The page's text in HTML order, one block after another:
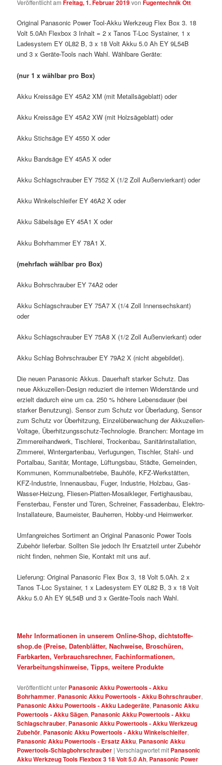
Veröffentlicht amFreitag, 1. Februar 2019vonFugentechnik Ott
Original Panasonic Power Tool-Akku Werkzeug Flex Box 3. 18
Volt 5.0Ah Flexbox 3 Inhalt = 2 x Tanos T-Loc Systainer, 1 x
Ladesystem EY 0L82 B, 3 x 18 Volt Akku 5.0 Ah EY 9L54B
und 3 x Geräte-Tools nach Wahl. Wählbare Geräte:
(nur 1 x wählbar pro Box)
Akku Kreissäge EY 45A2 XM (mit Metallsägeblatt) oder
Akku Kreissäge EY 45A2 XW (mit Holzsägeblatt) oder
Akku Stichsäge EY 4550 X oder
Akku Bandsäge EY 45A5 X oder
Akku Schlagschrauber EY 7552 X (1/2 Zoll Außenvierkant) oder
Akku Winkelschleifer EY 46A2 X oder
Akku Säbelsäge EY 45A1 X oder
Akku Bohrhammer EY 78A1 X.
(mehrfach wählbar pro Box)
Akku Bohrschrauber EY 74A2 oder
Akku Schlagschrauber EY 75A7 X (1/4 Zoll Innensechskant)
oder
Akku Schlagschrauber EY 75A8 X (1/2 Zoll Außenvierkant) oder
Akku Schlag Bohrschrauber EY 79A2 X (nicht abgebildet).
Die neuen Panasonic Akkus. Dauerhaft starker Schutz. Das
neue Akkuzellen-Design reduziert die internen Widerstände und
erzielt dadurch eine um ca. 250 % höhere Lebensdauer (bei
starker Benutzung). Sensor zum Schutz vor Überladung, Sensor
zum Schutz vor Überhitzung, Einzelüberwachung der Akkuzellen-
Voltage, Überhitzungsschutz-Technologie. Branchen: Montage im
Zimmereihandwerk, Tischlerei, Trockenbau, Sanitärinstallation,
Zimmerei, Wintergartenbau, Verfugungen, Tischler, Stahl- und
Portalbau, Sanitär, Montage, Lüftungsbau, Städte, Gemeinden,
Kommunen, Kommunalbetriebe, Bauhöfe, KFZ-Werkstätten,
KFZ-Industrie, Innenausbau, Fuger, Industrie, Holzbau, Gas-
Wasser-Heizung, Fliesen-Platten-Mosaikleger, Fertighausbau,
Fensterbau, Fenster und Türen, Schreiner, Fassadenbau, Elektro-
Installateure, Baumeister, Bauherren, Hobby-und Heimwerker.
Umfangreiches Sortiment an Original Panasonic Power Tools
Zubehör lieferbar. Sollten Sie jedoch Ihr Ersatzteil unter Zubehör
nicht finden, nehmen Sie, Kontakt mit uns auf.
Lieferung: Original Panasonic Flex Box 3, 18 Volt 5.0Ah. 2 x
Tanos T-Loc Systainer, 1 x Ladesystem EY 0L82 B, 3 x 18 Volt
Akku 5.0 Ah EY 9L54B und 3 x Geräte-Tools nach Wahl.
Mehr Informationen in unserem Online-Shop, dichtstoffe-
shop.de (Preise, Datenblätter, Nachweise, Broschüren,
Farbkarten, Verbrauchsrechner, Fachinformationen,
Verarbeitungshinweise, Tipps, weitere Produkte
Veröffentlicht unter Panasonic Akku Powertools - Akku
Bohrhammer, Panasonic Akku Powertools - Akku Bohrschrauber,
Panasonic Akku Powertools - Akku Ladegeräte, Panasonic Akku
Powertools - Akku Sägen, Panasonic Akku Powertools - Akku
Schlagschrauber, Panasonic Akku Powertools - Akku Werkzeug
Zubehör, Panasonic Akku Powertools - Akku Winkelschleifer,
Panasonic Akku Powertools - Ersatz Akku, Panasonic Akku
Powertools-Schlagbohrschrauber |Verschlagwortet mit Panasonic
Akku Werkzeug Tools Flexbox 3 18 Volt 5.0 Ah, Panasonic Power